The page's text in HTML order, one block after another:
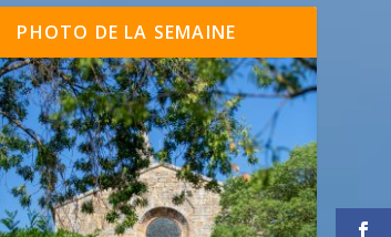
PHOTO DE LA SEMAINE